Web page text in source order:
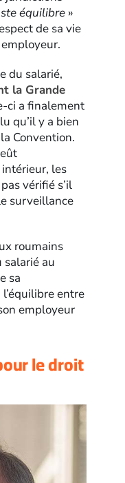
équilibre »
de sa vie
du salarié,
la Grande
ci a finalement
qu’il y a bien
Convention.
les
vérifié s’il
surveillance
roumains
salarié au
sa
entre
employeur
le droit